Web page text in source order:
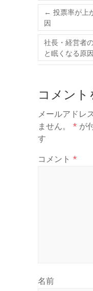
← 投票率が上
因
社長・経営者
と眠くなる原
コメント
メールアドレ
ません。
* が
す
コメント *
名前